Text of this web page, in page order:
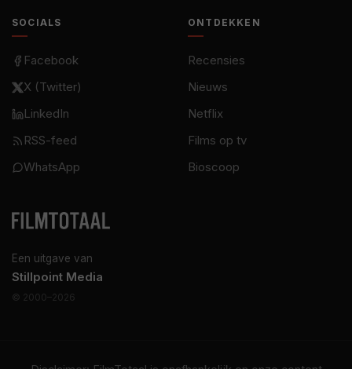
Een uitgave van
Stillpoint Media
© 2000–2026
SOCIALS
Facebook
X (Twitter)
LinkedIn
RSS-feed
WhatsApp
ONTDEKKEN
Recensies
Nieuws
Netflix
Films op tv
Bioscoop